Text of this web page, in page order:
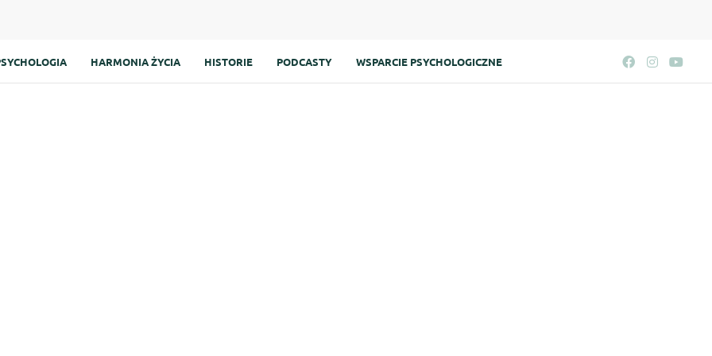
HARMONIA ŻYCIA HISTORIE PODCASTY WSPARCIE PSYCHOLOGICZNE